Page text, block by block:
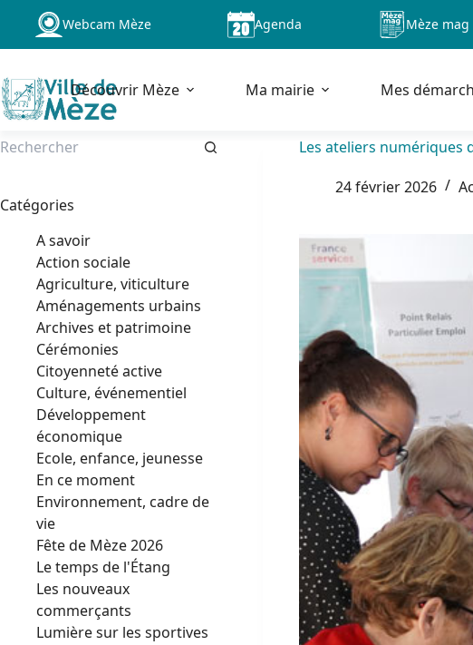
Passer
contenu
Webcam Mèze Agenda Mèze mag
Découvrir Mèze Ma mairie Mes
Les ateliers numériques
24 février 2026
Catégories
A savoir
Action sociale
Agriculture, viticulture
Aménagements urbains
Archives et patrimoine
Cérémonies
Citoyenneté active
Culture, événementiel
Développement
économique
Ecole, enfance, jeunesse
En ce moment
Environnement, cadre de
vie
Fête de Mèze 2026
Le temps de l'Étang
Les nouveaux
commerçants
Lumière sur les sportives